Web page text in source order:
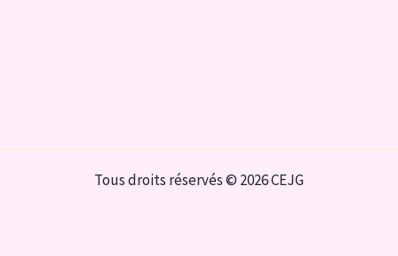
Tous droits réservés © 2026 CEJG